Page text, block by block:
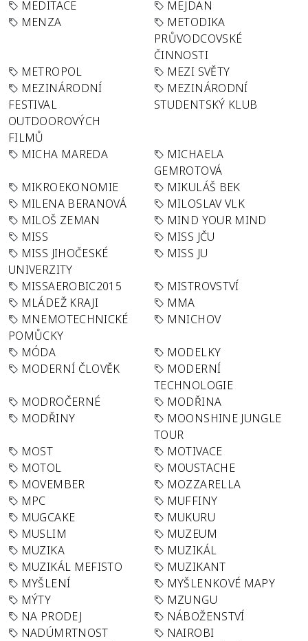
MEDITACE
MEJDAN
MENZA
METODIKA
PRŮVODCOVSKÉ
ČINNOSTI
METROPOL
MEZI SVĚTY
MEZINÁRODNÍ
FESTIVAL
OUTDOOROVÝCH
FILMŮ
MEZINÁRODNÍ
STUDENTSKÝ KLUB
MICHA MAREDA
MICHAELA
GEMROTOVÁ
MIKROEKONOMIE
MIKULÁŠ BEK
MILENA BERANOVÁ
MILOSLAV VLK
MILOŠ ZEMAN
MIND YOUR MIND
MISS
MISS JČU
MISS JIHOČESKÉ
UNIVERZITY
MISS JU
MISSAEROBIC2015
MISTROVSTVÍ
MLÁDEŽ KRAJI
MMA
MNEMOTECHNICKÉ
POMŮCKY
MNICHOV
MÓDA
MODELKY
MODERNÍ ČLOVĚK
MODERNÍ
TECHNOLOGIE
MODROČERNÉ
MODŘINA
MODŘINY
MOONSHINE JUNGLE
TOUR
MOST
MOTIVACE
MOTOL
MOUSTACHE
MOVEMBER
MOZZARELLA
MPC
MUFFINY
MUGCAKE
MUKURU
MUSLIM
MUZEUM
MUZIKA
MUZIKÁL
MUZIKÁL MEFISTO
MUZIKANT
MYŠLENÍ
MYŠLENKOVÉ MAPY
MÝTY
MZUNGU
NA PRODEJ
NÁBOŽENSTVÍ
NADÚMRTNOST
NAIROBI